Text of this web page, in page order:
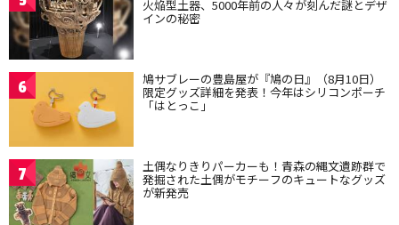
火焔型土器、5000年前の人々が刻んだ謎とデザ
インの秘密
6 鳩サブレーの豊島屋が『鳩の日』（8月10日）
限定グッズ詳細を発表！今年はシリコンポーチ
「はとっこ」
7 土偶なりきりパーカーも！青森の縄文遺跡群で
発掘された土偶がモチーフのキュートなグッズ
が新発売